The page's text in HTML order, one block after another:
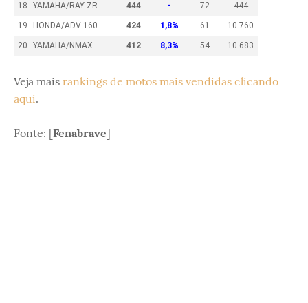
18 YAMAHA/RAY ZR 444 - 72 444
19 HONDA/ADV 160 424 1,8% 61 10.760
20 YAMAHA/NMAX 412 8,3% 54 10.683
Veja mais rankings de motos mais vendidas clicando
aqui.
Fonte: [Fenabrave]